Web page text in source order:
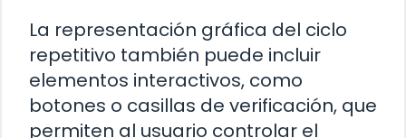
La representación gráfica del ciclo
repetitivo también puede incluir
elementos interactivos, como
botones o casillas de verificación, que
permiten al usuario controlar el